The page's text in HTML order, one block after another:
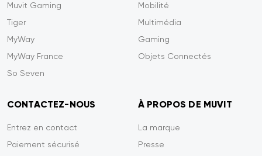
Muvit Gaming
Tiger
MyWay
MyWay France
So Seven
Mobilité
Multimédia
Gaming
Objets Connectés
CONTACTEZ-NOUS
Entrez en contact
Paiement sécurisé
À PROPOS DE MUVIT
La marque
Presse